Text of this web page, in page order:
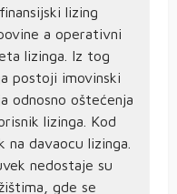
lizing
a operativni
lizinga. Iz tog
postoji imovinski
odnosno oštećenja
lizinga. Kod
davaocu lizinga.
nedostaje su
gde se